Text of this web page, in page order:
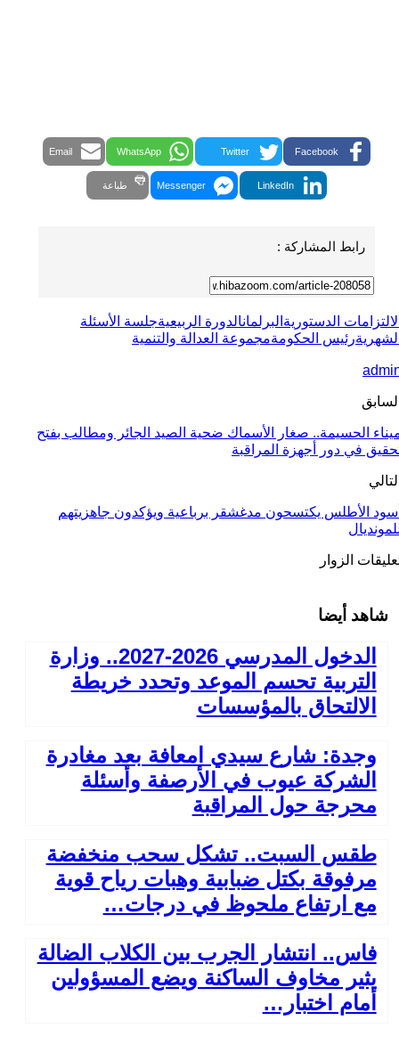
Facebook
Twitter
WhatsApp
Email
LinkedIn
Messenger طباعة
رابط المشاركة :
الدستورية البرلمانالدورة الربيعيةجلسة الأسئلة
رئيس الحكومةمجموعة العدالة والتنمية
الحسيمة.. صغار الأسماك ضحية الصيد الجائر ومطالب بفتح
في دور أجهزة المراقبة
الأطلس يكتسحون مدغشقر برباعية ويؤكدون جاهزيتهم
الزوار
شاهد أيضا
الدخول المدرسي 2026-2027.. وزارة
التربية تحسم الموعد وتحدد خريطة
الالتحاق بالمؤسسات
وجدة: شارع سيدي امعافة بعد مغادرة
الشركة عيوب في الأرصفة وأسئلة
محرجة حول المراقبة
طقس السبت.. تشكل سحب منخفضة
مرفوقة بكتل ضبابية وهبات رياح قوية
مع ارتفاع ملحوظ في درجات…
فاس.. انتشار الجرب بين الكلاب الضالة
يثير مخاوف الساكنة ويضع المسؤولين
أمام اختبار…